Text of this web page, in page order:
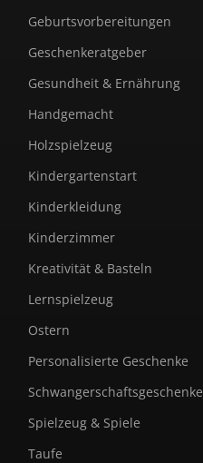
Geburtsvorbereitungen
Geschenkeratgeber
Gesundheit & Ernährung
Handgemacht
Holzspielzeug
Kindergartenstart
Kinderkleidung
Kinderzimmer
Kreativität & Basteln
Lernspielzeug
Ostern
Personalisierte Geschenke
Schwangerschaftsgeschenke
Spielzeug & Spiele
Taufe